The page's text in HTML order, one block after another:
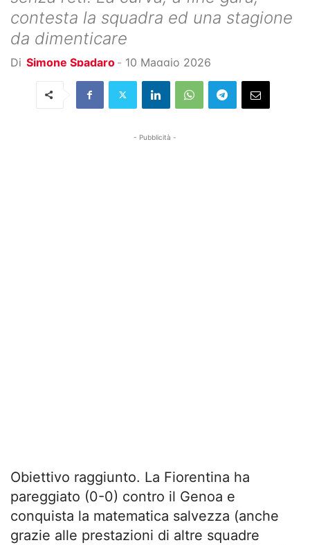
contesta la squadra ed una stagione
da dimenticare
Di Simone Spadaro - 10 Maggio 2026
- Pubblicità -
Obiettivo raggiunto. La Fiorentina ha
pareggiato (0-0) contro il Genoa e
conquista la matematica salvezza (anche
grazie alle prestazioni di altre squadre